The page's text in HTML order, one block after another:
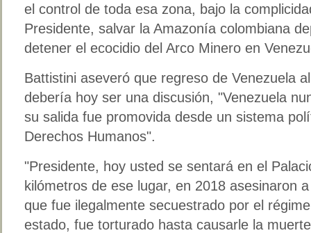
el control de toda esa zona, bajo la
Presidente, salvar la Amazonía colombiana
detener el ecocidio del Arco Minero en
Battistini aseveró que regreso de Venezuela
debería hoy ser una discusión, "Venezuela
su salida fue promovida desde un sistema
Derechos Humanos".
"Presidente, hoy usted se sentará en el
kilómetros de ese lugar, en 2018 asesinaron
que fue ilegalmente secuestrado por el
estado, fue torturado hasta causarle la